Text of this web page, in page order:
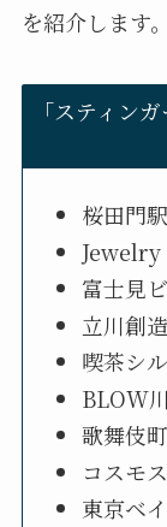
を紹介します。
「スティン
桜田門
Jewelry
富士見
立川創
喫茶シ
BLOW
歌舞伎
コスモ
東京ベ